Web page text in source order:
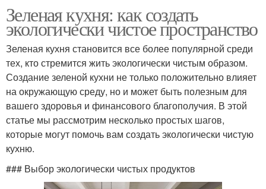
Зеленая кухня: как создать
экологически чистое пространство
Зеленая кухня становится все более популярной среди
тех, кто стремится жить экологически чистым образом.
Создание зеленой кухни не только положительно влияет
на окружающую среду, но и может быть полезным для
вашего здоровья и финансового благополучия. В этой
статье мы рассмотрим несколько простых шагов,
которые могут помочь вам создать экологически чистую
кухню.
### Выбор экологически чистых продуктов